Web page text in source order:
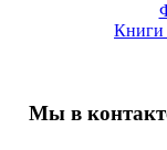
Книги
Мы в